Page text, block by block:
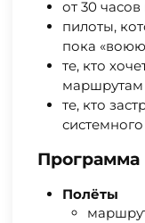
от 30 часов
пилоты,
пока
те, кто
маршрутам
те, кто
Программа
Полёты